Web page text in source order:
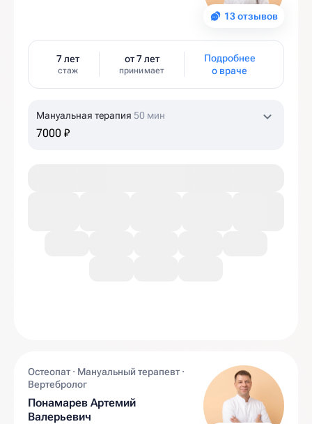
13 отзывов
7 лет
стаж
от 7 лет
принимает
Подробнее
о враче
Мануальная терапия 50 мин
7000 ₽
Остеопат · Мануальный терапевт ·
Вертебролог
Понамарев Артемий
Валерьевич